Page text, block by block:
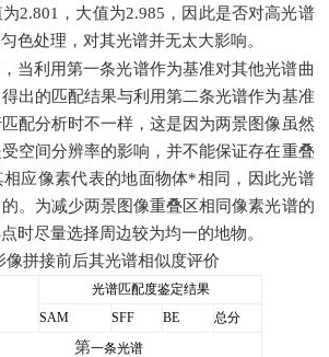
2.801，大值为2.985，因此是否对高光谱
色处理，对其光谱并无太大影响。
当利用第一条光谱作为基准对其他光谱曲
出的匹配结果与利用第二条光谱作为基准
配分析时不一样，这是因为两景图像虽然
空间分辨率的影响，并不能保证存在重叠
相应像素代表的地面物体*相同，因此光谱
。为减少两景图像重叠区相同像素光谱的
时尽量选择周边较为均一的地物。
拼接前后其光谱相似度评价
光谱匹配度鉴定结果
SAM
SFF BE 总分
第一条光谱